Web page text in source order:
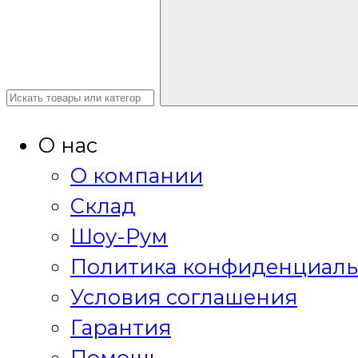
О нас
О компании
Склад
Шоу-Рум
Политика
Условия соглашения
Гарантия